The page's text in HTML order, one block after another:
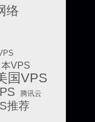
络
本VPS
国VPS
腾讯云
推荐